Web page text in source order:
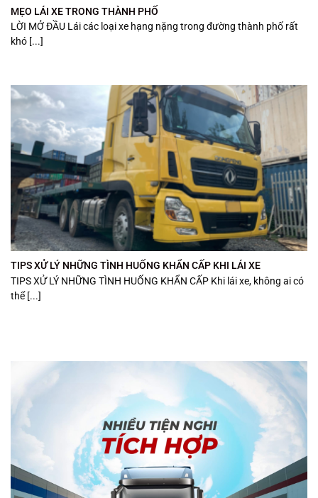
MẸO LÁI XE TRONG THÀNH PHỐ
LỜI MỞ ĐẦU Lái các loại xe hạng nặng trong đường thành phố rất
khó [...]
TIPS XỬ LÝ NHỮNG TÌNH HUỐNG KHẨN CẤP KHI LÁI XE
TIPS XỬ LÝ NHỮNG TÌNH HUỐNG KHẨN CẤP Khi lái xe, không ai có
thể [...]